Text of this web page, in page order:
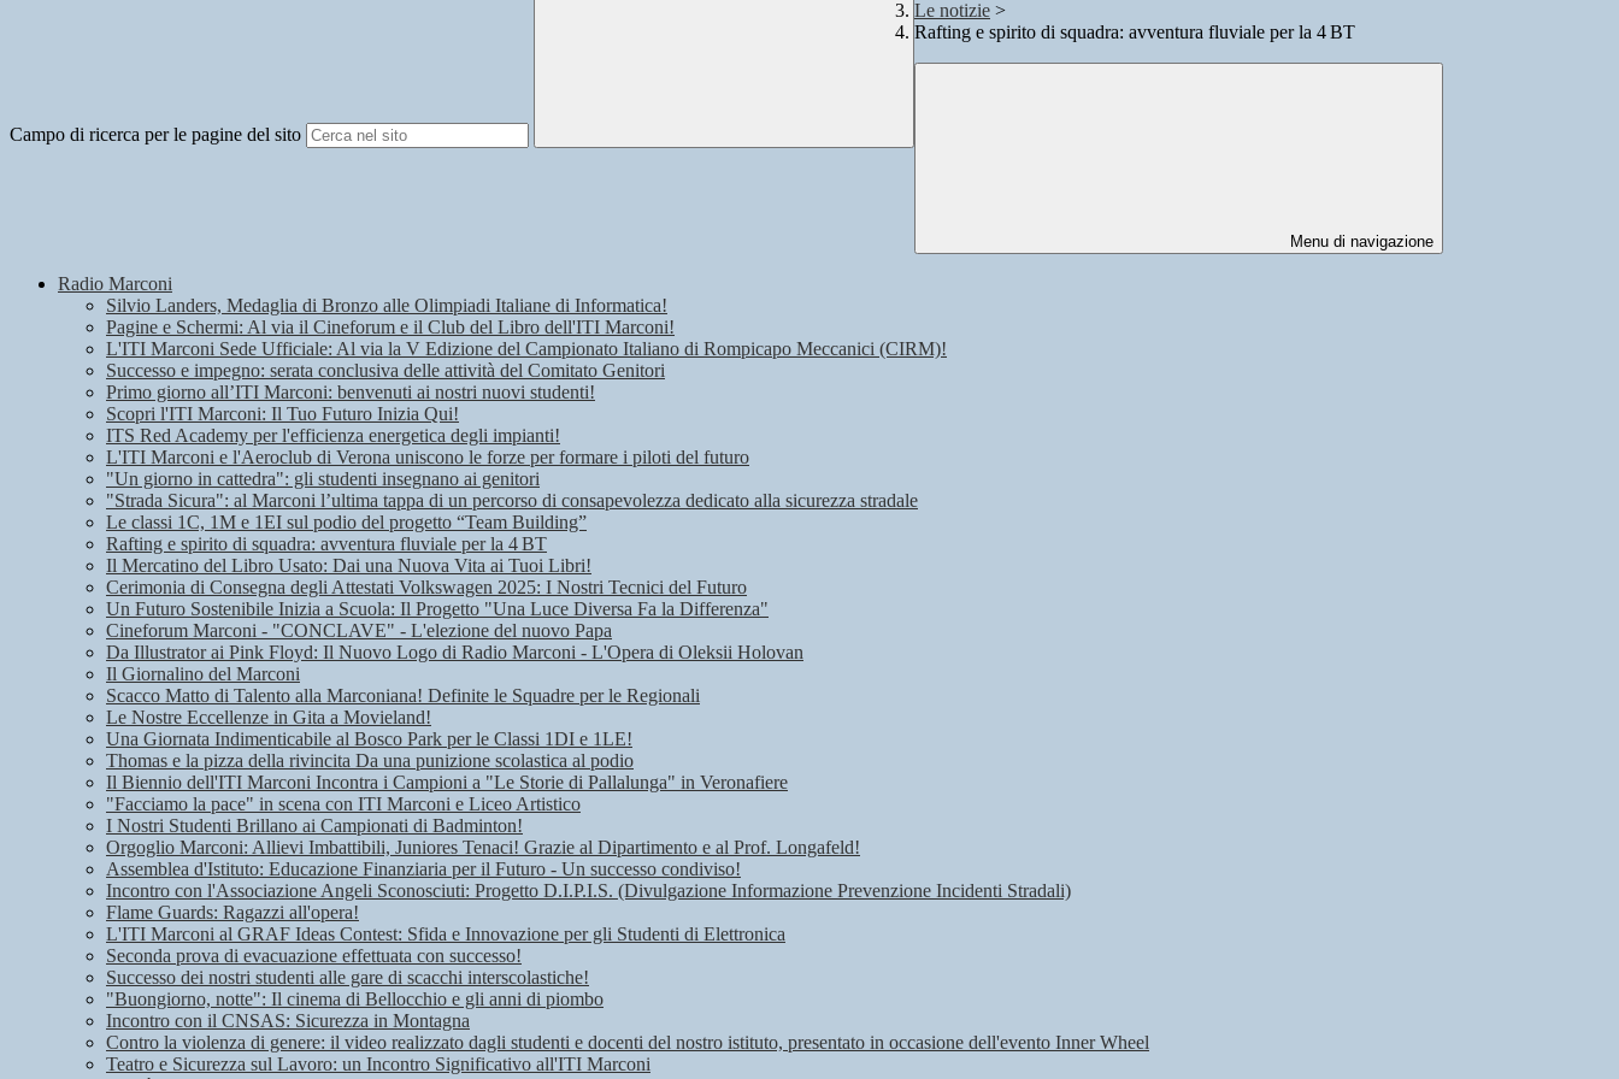
Campo di ricerca per le pagine del sito
Le notizie >
Rafting e spirito di squadra: avventura fluviale per la 4 BT
Menu di navigazione
Radio Marconi
Silvio Landers, Medaglia di Bronzo alle Olimpiadi Italiane di Informatica!
Pagine e Schermi: Al via il Cineforum e il Club del Libro dell'ITI Marconi!
L'ITI Marconi Sede Ufficiale: Al via la V Edizione del Campionato Italiano di Rompicapo Meccanici (CIRM)!
Successo e impegno: serata conclusiva delle attività del Comitato Genitori
Primo giorno all’ITI Marconi: benvenuti ai nostri nuovi studenti!
Scopri l'ITI Marconi: Il Tuo Futuro Inizia Qui!
ITS Red Academy per l'efficienza energetica degli impianti!
L'ITI Marconi e l'Aeroclub di Verona uniscono le forze per formare i piloti del futuro
"Un giorno in cattedra": gli studenti insegnano ai genitori
"Strada Sicura": al Marconi l’ultima tappa di un percorso di consapevolezza dedicato alla sicurezza stradale
Le classi 1C, 1M e 1EI sul podio del progetto “Team Building”
Rafting e spirito di squadra: avventura fluviale per la 4 BT
Il Mercatino del Libro Usato: Dai una Nuova Vita ai Tuoi Libri!
Cerimonia di Consegna degli Attestati Volkswagen 2025: I Nostri Tecnici del Futuro
Un Futuro Sostenibile Inizia a Scuola: Il Progetto "Una Luce Diversa Fa la Differenza"
Cineforum Marconi - "CONCLAVE" - L'elezione del nuovo Papa
Da Illustrator ai Pink Floyd: Il Nuovo Logo di Radio Marconi - L'Opera di Oleksii Holovan
Il Giornalino del Marconi
Scacco Matto di Talento alla Marconiana! Definite le Squadre per le Regionali
Le Nostre Eccellenze in Gita a Movieland!
Una Giornata Indimenticabile al Bosco Park per le Classi 1DI e 1LE!
Thomas e la pizza della rivincita Da una punizione scolastica al podio
Il Biennio dell'ITI Marconi Incontra i Campioni a "Le Storie di Pallalunga" in Veronafiere
"Facciamo la pace" in scena con ITI Marconi e Liceo Artistico
I Nostri Studenti Brillano ai Campionati di Badminton!
Orgoglio Marconi: Allievi Imbattibili, Juniores Tenaci! Grazie al Dipartimento e al Prof. Longafeld!
Assemblea d'Istituto: Educazione Finanziaria per il Futuro - Un successo condiviso!
Incontro con l'Associazione Angeli Sconosciuti: Progetto D.I.P.I.S. (Divulgazione Informazione Prevenzione Incidenti Stradali)
Flame Guards: Ragazzi all'opera!
L'ITI Marconi al GRAF Ideas Contest: Sfida e Innovazione per gli Studenti di Elettronica
Seconda prova di evacuazione effettuata con successo!
Successo dei nostri studenti alle gare di scacchi interscolastiche!
"Buongiorno, notte": Il cinema di Bellocchio e gli anni di piombo
Incontro con il CNSAS: Sicurezza in Montagna
Contro la violenza di genere: il video realizzato dagli studenti e docenti del nostro istituto, presentato in occasione dell'evento Inner Wheel
Teatro e Sicurezza sul Lavoro: un Incontro Significativo all'ITI Marconi